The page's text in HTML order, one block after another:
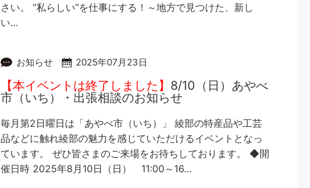
さい。 ”私らしい”を仕事にする！～地方で見つけた、新し
い…
お知らせ 2025年07月23日
【本イベントは終了しました】 8/10（日）あやべ
市（いち）・出張相談のお知らせ
毎月第2日曜日は「あやべ市（いち）」 綾部の特産品や工芸
品などに触れ綾部の魅力を感じていただけるイベントとなっ
ています。 ぜひ皆さまのご来場をお待ちしております。 ◆開
催日時 2025年8月10日（日） 11:00～16…